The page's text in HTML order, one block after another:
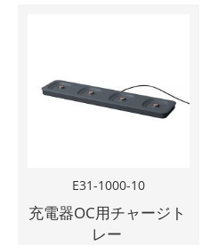
E31-1000-10
充電器OC用チャージト
レー